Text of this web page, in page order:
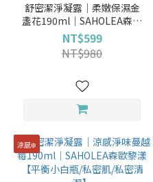
舒密潔淨凝露│柔嫩保濕金
盞花190ml│SAHOLEA森歐
黎漾【平衡小白瓶/私密肌/私
密清潔】
NT$599
NT$980
涼感❄️